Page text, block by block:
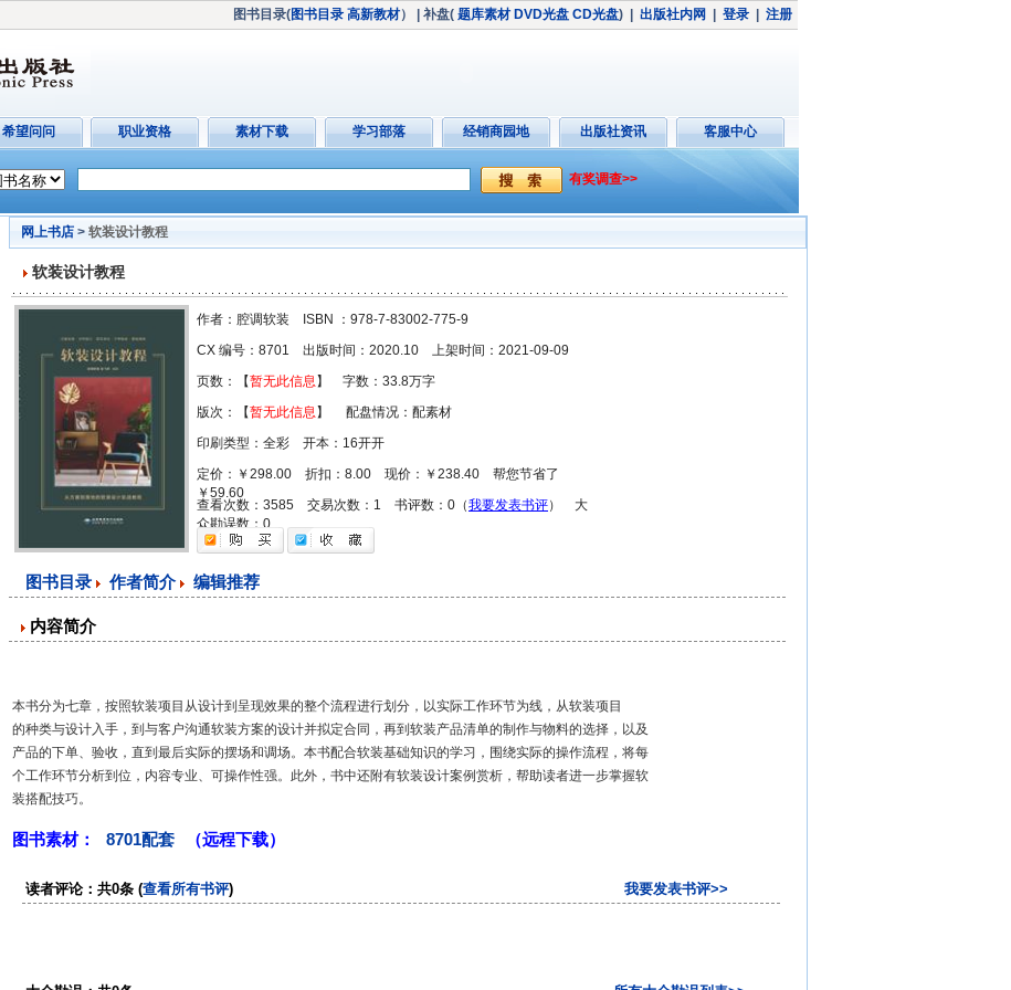
图书目录(图书目录 高新教材） | 补盘( 题库素材 DVD光盘 CD光盘) 出版社内网 登录 注册
希望问问 职业资格 素材下载 学习部落 经销商园地 出版社资讯 客服中心
有奖调查>>
网上书店 > 软装设计教程
软装设计教程
作者：腔调软装 ISBN ：978-7-83002-775-9
CX 编号：8701 出版时间：2020.10 上架时间：2021-09-09
页数：【暂无此信息 】 字数：33.8万字
版次：【暂无此信息 】 配盘情况：配素材
印刷类型：全彩 开本：16开开
定价：￥298.00 折扣：8.00 现价：￥238.40 帮您节省了
￥59.60
查看次数：3585 交易次数：1 书评数：0（我要发表书评） 大
众勘误数：0
图书目录 作者简介 编辑推荐
内容简介
本书分为七章，按照软装项目从设计到呈现效果的整个流程进行划分，以实际工作环节为线，从软装项目
的种类与设计入手，到与客户沟通软装方案的设计并拟定合同，再到软装产品清单的制作与物料的选择，以及
产品的下单、验收，直到最后实际的摆场和调场。本书配合软装基础知识的学习，围绕实际的操作流程，将每
个工作环节分析到位，内容专业、可操作性强。此外，书中还附有软装设计案例赏析，帮助读者进一步掌握软
装搭配技巧。
图书素材： 8701配套 （远程下载）
读者评论：共0条 (查看所有书评) 我要发表书评>>